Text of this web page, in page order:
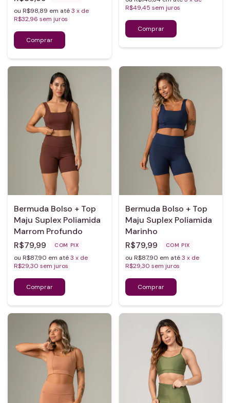
ou R$98,89 em até3 x de
R$32,96 sem juros
R$49,45 sem juros
Bermuda Bolso + Top
Maju Suplex Poliamida
Marrom Profundo
R$79,99
COM PIX
ou R$87,90 em até3 x de
R$29,30 sem juros
Bermuda Bolso + Top
Maju Suplex Poliamida
Marinho
R$79,99
COM PIX
ou R$87,90 em até3 x de
R$29,30 sem juros